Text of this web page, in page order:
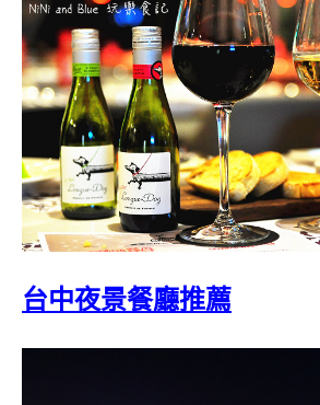
台中夜景餐廳推薦